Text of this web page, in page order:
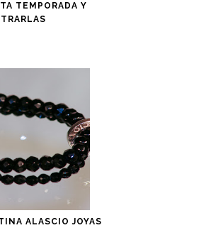
TEMPORADA Y
ALASCIO JOYAS